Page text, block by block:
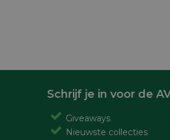
Schrijf je in voor de
Giveaways
Nieuwste collecties